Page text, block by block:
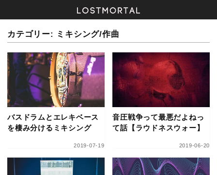
カテゴリー: ミキシング/作曲
バスドラムとエレキベース
を棲み分けるミキシング
2019-07-19
音圧戦争って最悪だよねっ
て話【ラウドネスウォー】
2019-06-20